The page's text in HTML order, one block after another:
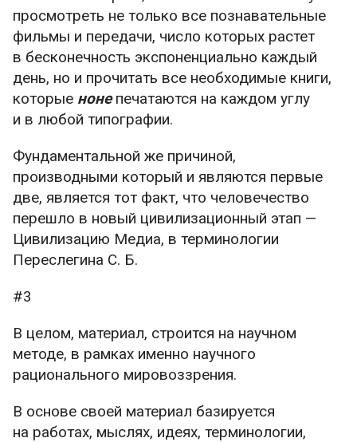
просмотреть не только все познавательные
фильмы и передачи, число которых растет
в бесконечность экспоненциально каждый
день, но и прочитать все необходимые книги,
которые нонепечатаются на каждом углу
и в любой типографии.
Фундаментальной же причиной,
производными который и являются первые
две, является тот факт, что человечество
перешло в новый цивилизационный этап —
Цивилизацию Медиа, в терминологии
Переслегина С. Б.
#3
В целом, материал, строится на научном
методе, в рамках именно научного
рационального мировоззрения.
В основе своей материал базируется
на работах, мыслях, идеях, терминологии,